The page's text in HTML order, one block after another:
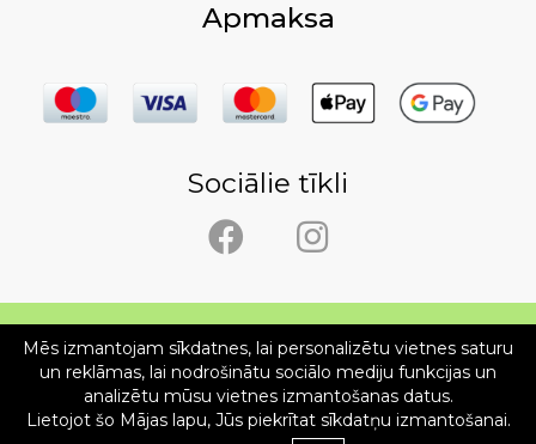
Apmaksa
Sociālie tīkli
Copyright © SIA Ergolietas 2026
Mājas lapas izstrāde WEBstyle.lv
Mēs izmantojam sīkdatnes, lai personalizētu vietnes saturu
un reklāmas, lai nodrošinātu sociālo mediju funkcijas un
analizētu mūsu vietnes izmantošanas datus.
Lietojot šo Mājas lapu, Jūs piekrītat sīkdatņu izmantošanai.